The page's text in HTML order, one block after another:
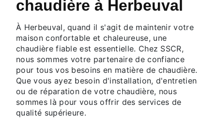
chaudière à Herbeuval
À Herbeuval, quand il s'agit de maintenir votre
maison confortable et chaleureuse, une
chaudière fiable est essentielle. Chez SSCR,
nous sommes votre partenaire de confiance
pour tous vos besoins en matière de chaudière.
Que vous ayez besoin d'installation, d'entretien
ou de réparation de votre chaudière, nous
sommes là pour vous offrir des services de
qualité supérieure.